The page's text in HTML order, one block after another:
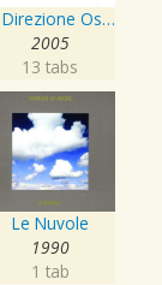
In Direzione Ostinata e Contraria
2005
13 tabs
Le Nuvole
1990
1 tab